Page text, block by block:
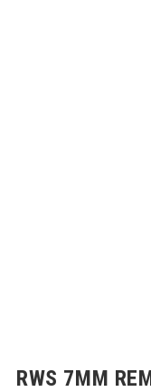
RWS 7MM